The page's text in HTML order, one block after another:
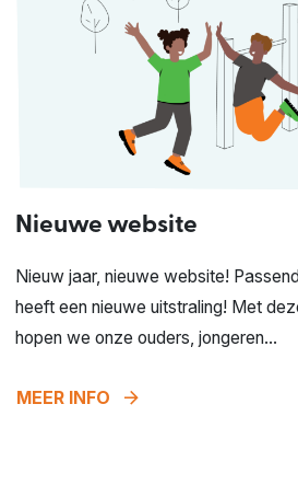
Nieuwe website
Nieuw jaar, nieuwe website!
heeft een nieuwe uitstraling! Met
hopen we onze ouders, jongeren...
MEER INFO arrow_forward